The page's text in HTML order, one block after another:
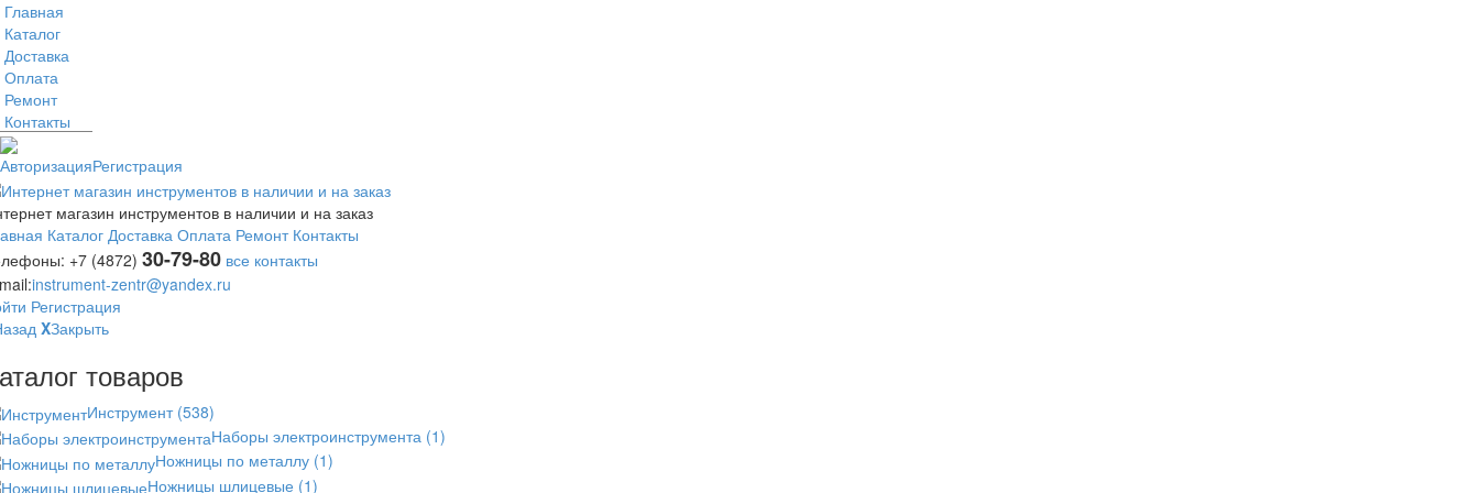
Главная
Каталог
Доставка
Оплата
Ремонт
Контакты
АвторизацияРегистрация
магазин инструментов в наличии и на заказ
Каталог Доставка Оплата Ремонт Контакты
+7 (4872) 30-79-80 все контакты
instrument-zentr@yandex.ru
Регистрация
XЗакрыть
товаров
Инструмент (538)
Наборы электроинструмента (1)
Ножницы по металлу (1)
Ножницы шлицевые (1)